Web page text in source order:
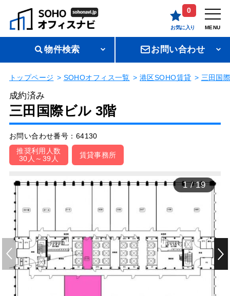
0
お気に入り MENU
物件検索 お問い合わせ
トップページ SOHOオフィス一覧 港区SOHO賃貸 三田国
成約済み
三田国際ビル 3階
お問い合わせ番号：64130
推奨利用人数
30人～39人
賃貸事務所
1/19